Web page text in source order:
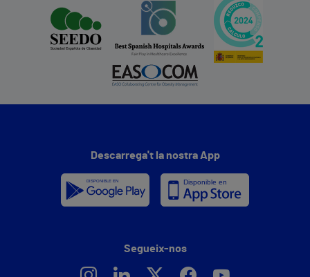
Descarrega't la nostra App
Segueix-nos